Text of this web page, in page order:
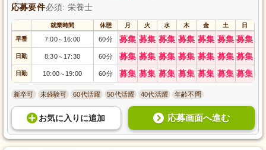
応募要件必須: 栄養士
就業時間 休憩 月 火 水 木 金 土 日
早番 7:00～ 16:00 60分 募集 募集 募集 募集 募集 募集 募集
日勤 8:30～ 17:30 60分 募集 募集 募集 募集 募集 募集 募集
日勤 10:00～ 19:00 60分 募集 募集 募集 募集 募集 募集 募集
新卒可 未経験可 60代活躍 50代活躍 40代活躍 年齢不問
お気に入り に追加 応募画面へ進む